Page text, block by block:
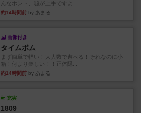
んなホント、嘘が上手ですよ...
約14時間前 by あまる
画像付き
タイムボム
まず簡単で軽い！大人数で遊べる！それなのに小
箱！何より楽しい！！正体隠...
約14時間前 by あまる
充実
1809